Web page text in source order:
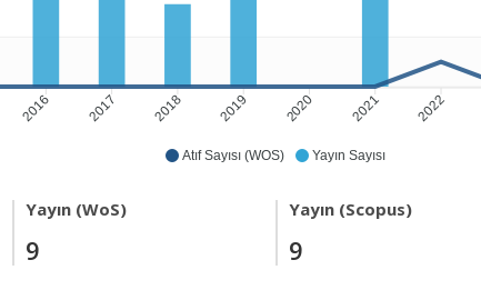
Atıf Sayısı (WOS) Yayın Sayısı
2016 2017 2018 2019 2020 2021 2022
Yayın (WoS)
9
Yayın (Scopus)
9